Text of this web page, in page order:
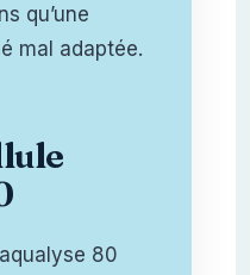
qu’une
mal adaptée.
80